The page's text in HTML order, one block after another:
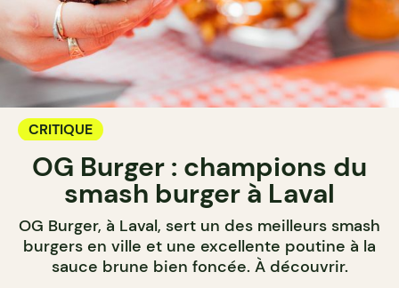
CRITIQUE
OG Burger : champions du
smash burger à Laval
OG Burger, à Laval, sert un des meilleurs smash
burgers en ville et une excellente poutine à la
sauce brune bien foncée. À découvrir.